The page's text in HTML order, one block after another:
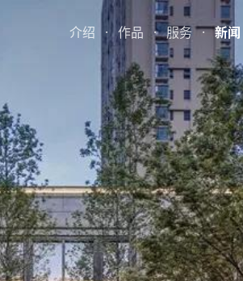
介绍 · 作品 · 服务 · 新闻